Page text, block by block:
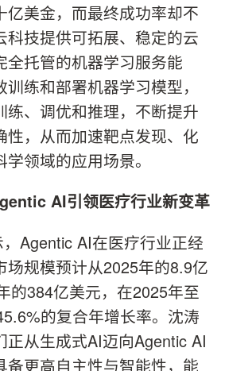
亿美金，而最终成功率却不
科技提供可拓展、稳定的云
全托管的机器学习服务能
练和部署机器学习模型，
练、调优和推理，不断提升
性，从而加速靶点发现、化
领域的应用场景。
AI引领医疗行业新变革
Agentic AI在医疗行业正经
场规模预计从2025年的8.9亿
的384亿美元，在2025年至
的复合年增长率。沈涛
正从生成式AI迈向Agentic AI
备更高自主性与智能性，能